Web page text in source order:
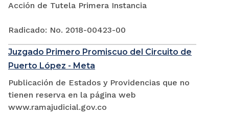
Acción de Tutela Primera Instancia
Radicado: No. 2018-00423-00
Juzgado Primero Promiscuo del Circuito de
Puerto López - Meta
Publicación de Estados y Providencias que no
tienen reserva en la página web
www.ramajudicial.gov.co